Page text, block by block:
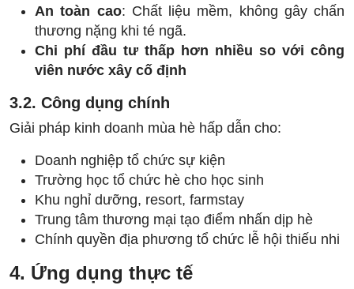
An toàn cao: Chất liệu mềm, không gây chấn
thương nặng khi té ngã.
Chi phí đầu tư thấp hơn nhiều so với công
viên nước xây cố định
3.2. Công dụng chính
Giải pháp kinh doanh mùa hè hấp dẫn cho:
Doanh nghiệp tổ chức sự kiện
Trường học tổ chức hè cho học sinh
Khu nghỉ dưỡng, resort, farmstay
Trung tâm thương mại tạo điểm nhấn dịp hè
Chính quyền địa phương tổ chức lễ hội thiếu nhi
4. Ứng dụng thực tế